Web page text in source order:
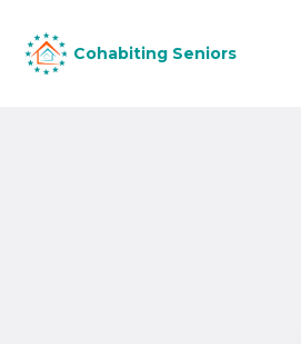
Cohabiting Seniors
Cohabiting Seniors